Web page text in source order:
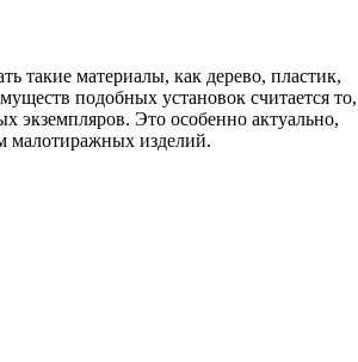
такие материалы, как дерево, пластик,
подобных установок считается то,
экземпляров. Это особенно актуально,
малотиражных изделий.